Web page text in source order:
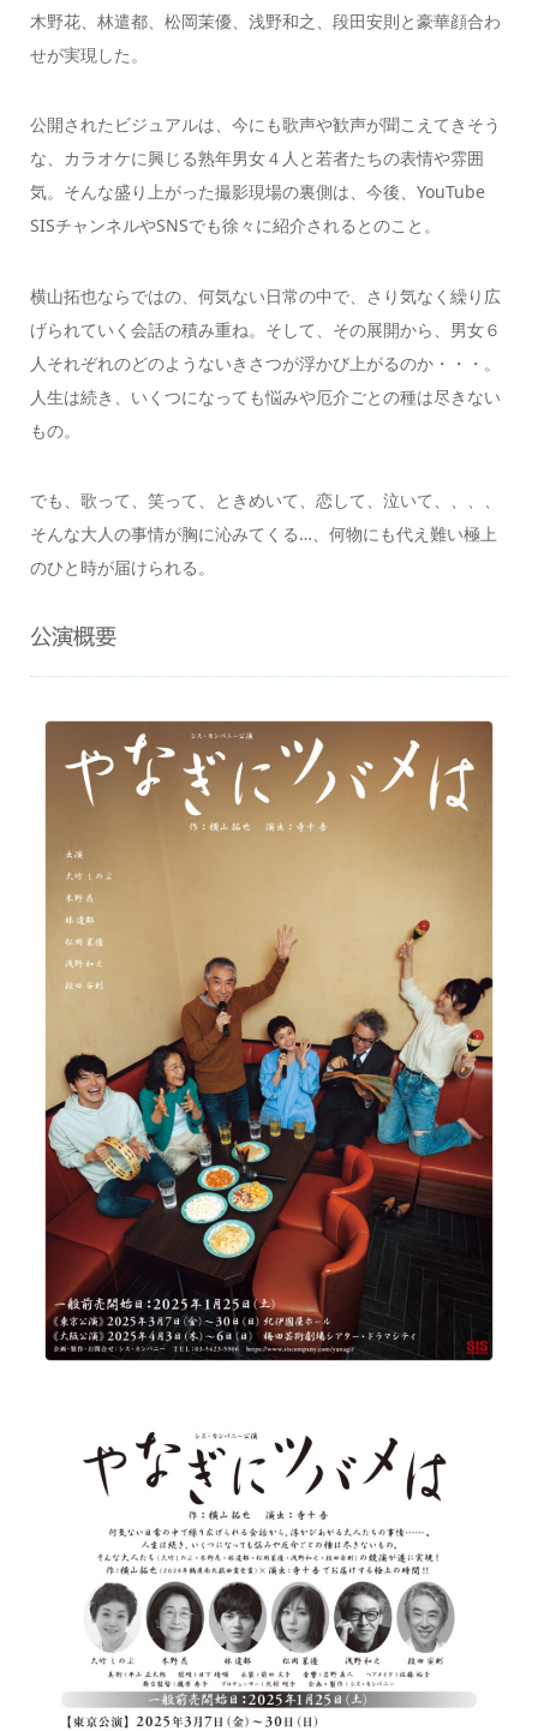
木野花、林遣都、松岡茉優、浅野和之、段田安則と豪華顔合わ
せが実現した。
公開されたビジュアルは、今にも歌声や歓声が聞こえてきそう
な、カラオケに興じる熟年男女４人と若者たちの表情や雰囲
気。そんな盛り上がった撮影現場の裏側は、今後、YouTube
SISチャンネルやSNSでも徐々に紹介されるとのこと。
横山拓也ならではの、何気ない日常の中で、さり気なく繰り広
げられていく会話の積み重ね。そして、その展開から、男女６
人それぞれのどのようないきさつが浮かび上がるのか・・・。
人生は続き、いくつになっても悩みや厄介ごとの種は尽きない
もの。
でも、歌って、笑って、ときめいて、恋して、泣いて、、、、
そんな大人の事情が胸に沁みてくる…、何物にも代え難い極上
のひと時が届けられる。
公演概要